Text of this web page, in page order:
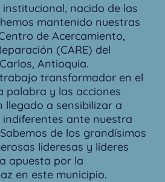
nacido de las
mantenido nuestras
de Acercamiento,
(CARE) del
Antioquia.
transformador en el
palabra y las acciones
llegado a sensibilizar a
indiferentes ante nuestra
de los grandísimos
lideresas y líderes
apuesta por la
en este municipio.